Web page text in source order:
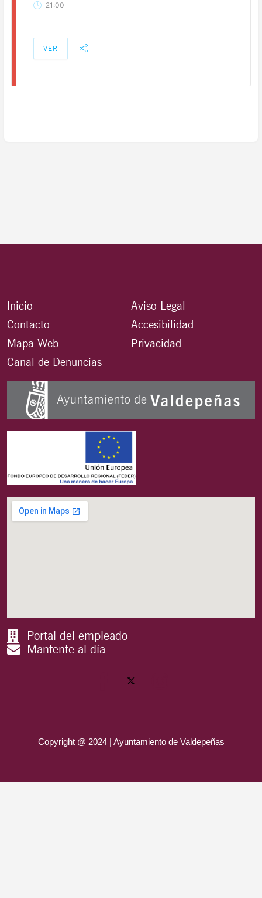
21:00
VER
Inicio
Contacto
Mapa Web
Canal de Denuncias
Aviso Legal
Accesibilidad
Privacidad
Portal del empleado
Mantente al día
Copyright @ 2024 | Ayuntamiento de Valdepeñas